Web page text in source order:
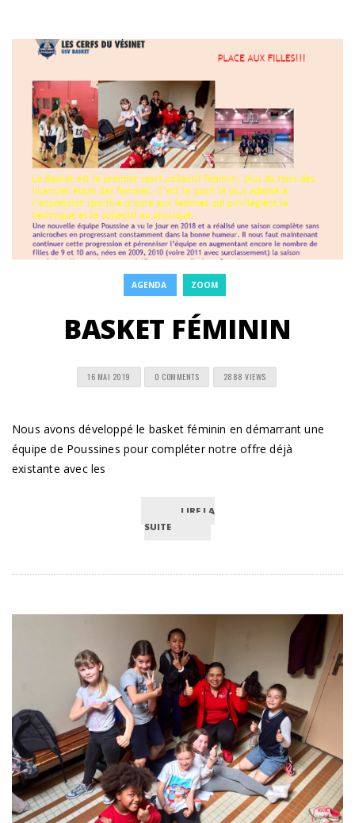
AGENDA ZOOM
BASKET FÉMININ
16 MAI 2019 0 COMMENTS 2888 VIEWS
Nous avons développé le basket féminin en démarrant une
équipe de Poussines pour compléter notre offre déjà
existante avec les
LIRE LA
SUITE